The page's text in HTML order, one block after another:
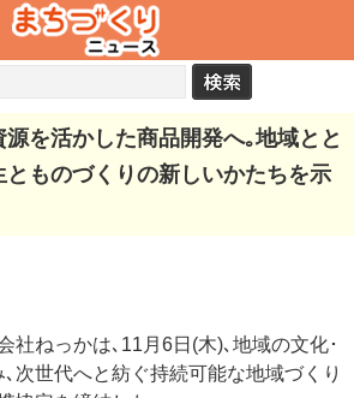
を活かした商品開発へ｡地域とと
とものづくりの新しいかたちを示
社ねっかは､11月6日(木)､地域の文化･
次世代へと紡ぐ持続可能な地域づくり